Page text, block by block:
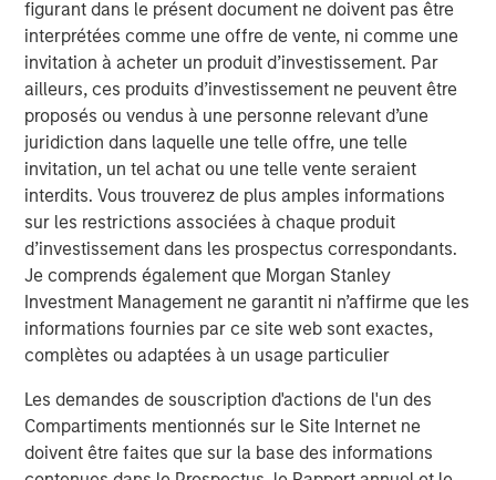
figurant dans le présent document ne doivent pas être
interprétées comme une offre de vente, ni comme une
invitation à acheter un produit d’investissement. Par
ailleurs, ces produits d’investissement ne peuvent être
proposés ou vendus à une personne relevant d’une
juridiction dans laquelle une telle offre, une telle
invitation, un tel achat ou une telle vente seraient
interdits. Vous trouverez de plus amples informations
sur les restrictions associées à chaque produit
d’investissement dans les prospectus correspondants.
Je comprends également que Morgan Stanley
Investment Management ne garantit ni n’affirme que les
informations fournies par ce site web sont exactes,
complètes ou adaptées à un usage particulier
Les demandes de souscription d'actions de l'un des
Compartiments mentionnés sur le Site Internet ne
doivent être faites que sur la base des informations
accelerates the company's single-source cloud strategy.
By delivering its fully integrated cloud solutions over a
single platform, Fusion is able to solve the increasingly
complex challenges of migrating to the cloud. Fusion
offers customers a more efficient integration of cloud
services and provides greater control over the end-to-end
user experience, thereby avoiding the "finger pointing"
often encountered when using multiple service providers.
"This acquisition is a major milestone in Fusion's targeted
and disruptive strategy of becoming the leading single-
source cloud services provider to business and enterprise
customers," said Matthew Rosen, Fusion's Chief Executive
Officer. "Customers increasingly demand an end-to-end
experience that is reliable as well as efficient and
innovative. Fusion is well positioned to provide these
services having been first-to-market to pursue this
strategy, and can now do so with increased scale and